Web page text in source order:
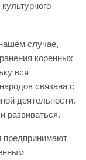
случае,
коренных
вся
связана с
деятельности.
развиваться.
предпринимают